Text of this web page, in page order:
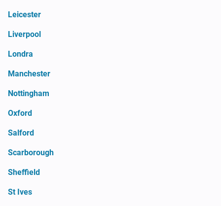
Leicester
Liverpool
Londra
Manchester
Nottingham
Oxford
Salford
Scarborough
Sheffield
St Ives